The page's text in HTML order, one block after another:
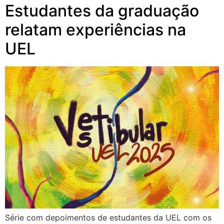
Estudantes da graduação
relatam experiências na
UEL
Série com depoimentos de estudantes da UEL com os